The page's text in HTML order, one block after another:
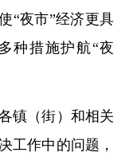
“夜市”经济更具
种措施护航“夜
镇（街）和相关
工作中的问题，